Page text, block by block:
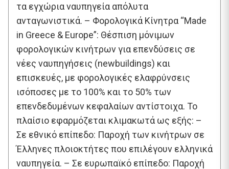
τα εγχώρια ναυπηγεία απόλυτα
ανταγωνιστικά. – Φορολογικά Κίνητρα “Made
in Greece & Europe”: Θέσπιση μόνιμων
φορολογικών κινήτρων για επενδύσεις σε
νέες ναυπηγήσεις (newbuildings) και
επισκευές, με φορολογικές ελαφρύνσεις
ισόποσες με το 100% και το 50% των
επενδεδυμένων κεφαλαίων αντίστοιχα. Το
πλαίσιο εφαρμόζεται κλιμακωτά ως εξής: –
Σε εθνικό επίπεδο: Παροχή των κινήτρων σε
Έλληνες πλοιοκτήτες που επιλέγουν ελληνικά
ναυπηγεία. – Σε ευρωπαϊκό επίπεδο: Παροχή